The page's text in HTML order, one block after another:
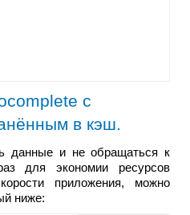
с
в кэш.
данные и не обращаться к
для экономии ресурсов
приложения, можно
ниже: